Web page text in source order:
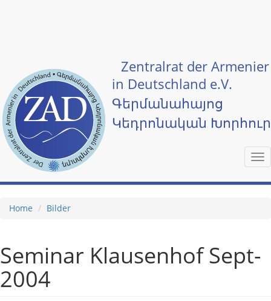
Zentralrat der Armenier
in Deutschland e.V.
Գերմանահայոց
Կեդրոնական
Home Bilder
Seminar Klausenhof Sept-
2004